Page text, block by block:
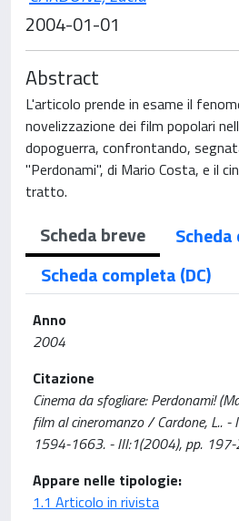
2004-01-01
Abstract
L'articolo prende in esame il
novelizzazione dei film popolari
dopoguerra, confrontando,
"Perdonami", di Mario Costa, e il
tratto.
Scheda breve
Scheda completa (DC)
Anno
2004
Citazione
Cinema da sfogliare: Perdonami!
film al cineromanzo / Cardone, L.. -
1594-1663. - III:1(2004), pp.
Appare nelle tipologie:
1.1 Articolo in rivista